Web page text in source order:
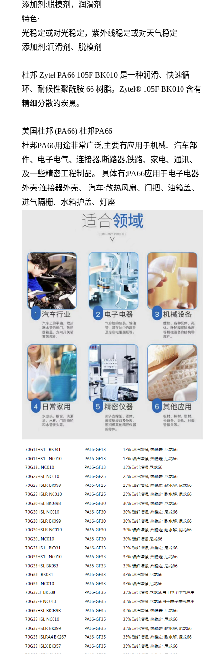
添加剂:脱模剂， 润滑剂
特色:
光稳定或对光稳定，紫外线稳定或对天气稳定
添加剂:润滑剂、脱模剂
杜邦 Zytel PA66 105F BK010 是一种润滑、快速循
环、耐候性聚酰胺 66 树脂。Zytel® 105F BK010 含有
精细分散的炭黑。
美国杜邦 (PA66) 杜邦PA66
杜邦PA66用途非常广泛,主要有应用于机械、汽车部
件、电子电气、连接器,断路器,铁路、家电、通讯、
及一些精密工程制品。 具体有;PA66应用于电子电器
外壳:连接器外壳、 汽车:散热风扇、门把、油箱盖、
进气隔栅、水箱护盖、灯座